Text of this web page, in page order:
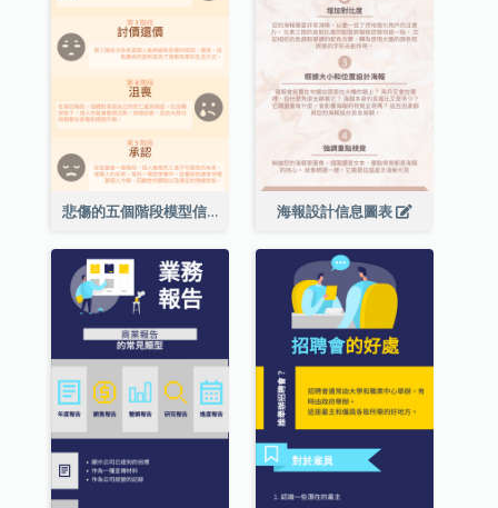
悲傷的五個階段模型信息圖表 海報設計信息圖表